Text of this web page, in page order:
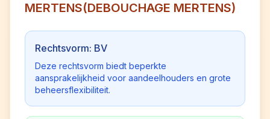
MERTENS(DEBOUCHAGE MERTENS)
Rechtsvorm: BV
Deze rechtsvorm biedt beperkte
aansprakelijkheid voor aandeelhouders en grote
beheersflexibiliteit.